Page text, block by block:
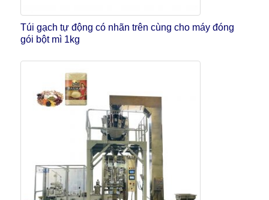
Túi gạch tự động có nhãn trên cùng cho máy đóng
gói bột mì 1kg